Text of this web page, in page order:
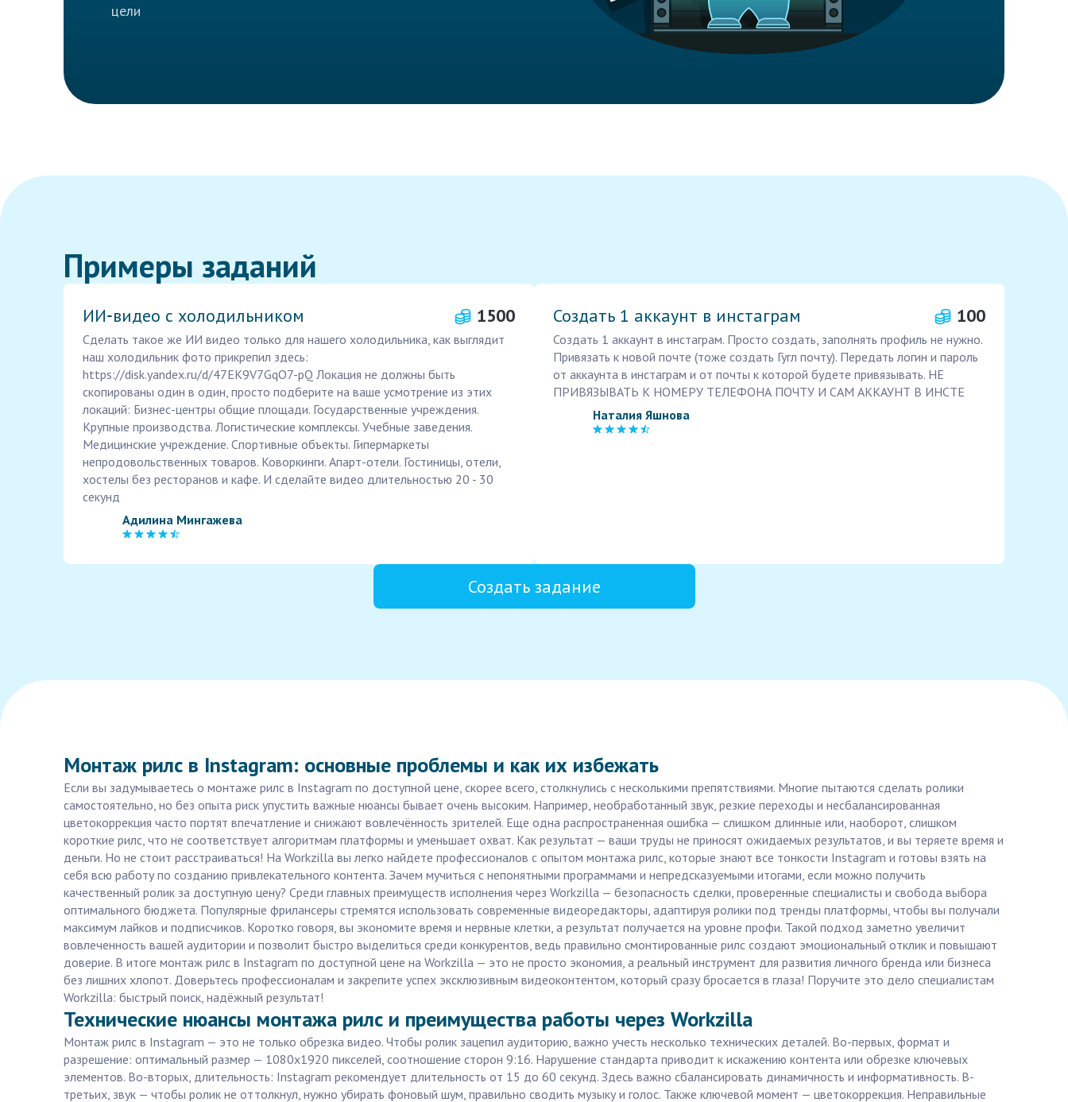
цели
Примеры заданий
ИИ‑видео с холодильником 1500
Сделать такое же ИИ видео только для нашего холодильника, как выглядит
наш холодильник фото прикрепил здесь:
https://disk.yandex.ru/d/47EK9V7GqO7-pQ Локация не должны быть
скопированы один в один, просто подберите на ваше усмотрение из этих
локаций: Бизнес-центры общие площади. Государственные учреждения.
Крупные производства. Логистические комплексы. Учебные заведения.
Медицинские учреждение. Спортивные объекты. Гипермаркеты
непродовольственных товаров. Коворкинги. Апарт-отели. Гостиницы, отели,
хостелы без ресторанов и кафе. И сделайте видео длительностью 20 - 30
секунд
Адилина Мингажева
Создать 1 аккаунт в инстаграм 100
Создать 1 аккаунт в инстаграм. Просто создать, заполнять профиль не нужно.
Привязать к новой почте (тоже создать Гугл почту). Передать логин и пароль
от аккаунта в инстаграм и от почты к которой будете привязывать. НЕ
ПРИВЯЗЫВАТЬ К НОМЕРУ ТЕЛЕФОНА ПОЧТУ И САМ АККАУНТ В ИНСТЕ
Наталия Яшнова
Создать задание
Монтаж рилс в Instagram: основные проблемы и как их избежать
Если вы задумываетесь о монтаже рилс в Instagram по доступной цене, скорее всего, столкнулись с несколькими препятствиями. Многие пытаются сделать ролики
самостоятельно, но без опыта риск упустить важные нюансы бывает очень высоким. Например, необработанный звук, резкие переходы и несбалансированная
цветокоррекция часто портят впечатление и снижают вовлечённость зрителей. Еще одна распространенная ошибка — слишком длинные или, наоборот, слишком
короткие рилс, что не соответствует алгоритмам платформы и уменьшает охват. Как результат — ваши труды не приносят ожидаемых результатов, и вы теряете время и
деньги. Но не стоит расстраиваться! На Workzilla вы легко найдете профессионалов с опытом монтажа рилс, которые знают все тонкости Instagram и готовы взять на
себя всю работу по созданию привлекательного контента. Зачем мучиться с непонятными программами и непредсказуемыми итогами, если можно получить
качественный ролик за доступную цену? Среди главных преимуществ исполнения через Workzilla — безопасность сделки, проверенные специалисты и свобода выбора
оптимального бюджета. Популярные фрилансеры стремятся использовать современные видеоредакторы, адаптируя ролики под тренды платформы, чтобы вы получали
максимум лайков и подписчиков. Коротко говоря, вы экономите время и нервные клетки, а результат получается на уровне профи. Такой подход заметно увеличит
вовлеченность вашей аудитории и позволит быстро выделиться среди конкурентов, ведь правильно смонтированные рилс создают эмоциональный отклик и повышают
доверие. В итоге монтаж рилс в Instagram по доступной цене на Workzilla — это не просто экономия, а реальный инструмент для развития личного бренда или бизнеса
без лишних хлопот. Доверьтесь профессионалам и закрепите успех эксклюзивным видеоконтентом, который сразу бросается в глаза! Поручите это дело специалистам
Workzilla: быстрый поиск, надёжный результат!
Технические нюансы монтажа рилс и преимущества работы через Workzilla
Монтаж рилс в Instagram — это не только обрезка видео. Чтобы ролик зацепил аудиторию, важно учесть несколько технических деталей. Во-первых, формат и
разрешение: оптимальный размер — 1080x1920 пикселей, соотношение сторон 9:16. Нарушение стандарта приводит к искажению контента или обрезке ключевых
элементов. Во-вторых, длительность: Instagram рекомендует длительность от 15 до 60 секунд. Здесь важно сбалансировать динамичность и информативность. В-
третьих, звук — чтобы ролик не оттолкнул, нужно убирать фоновый шум, правильно сводить музыку и голос. Также ключевой момент — цветокоррекция. Неправильные